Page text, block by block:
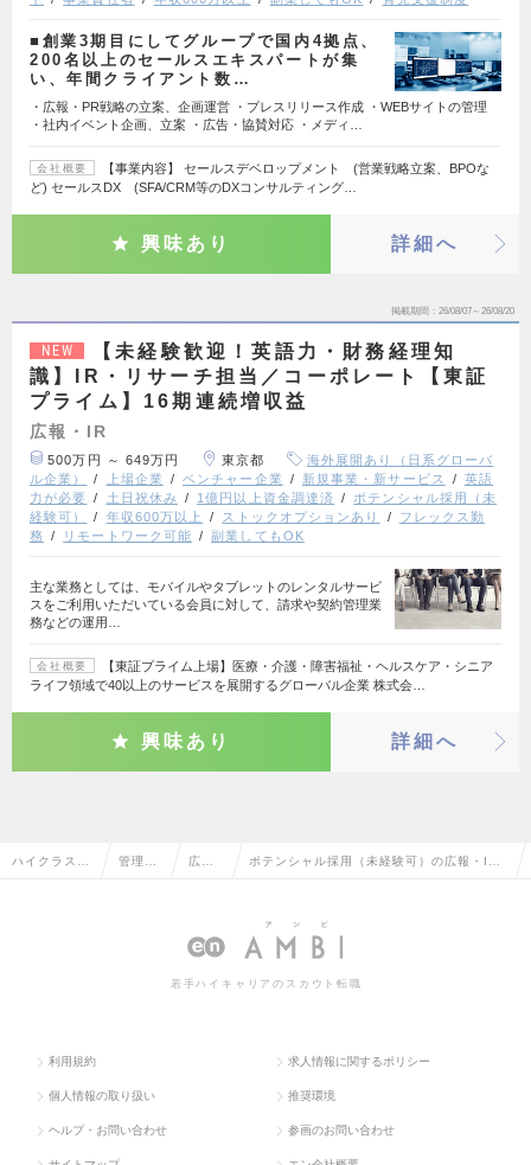
■創業3期目にしてグループで国内4拠点、
200名以上のセールスエキスパートが集
い、年間クライアント数…
・広報・PR戦略の立案、企画運営 ・プレスリリース作成 ・WEBサイトの管理
・社内イベント企画、立案 ・広告・協賛対応 ・メディ…
会社概要
【事業内容】 セールスデベロップメント (営業戦略立案、BPOな
ど) セールスDX (SFA/CRM等のDXコンサルティング…
興味あり 詳細へ
掲載期間 26/08/07～26/08/20
NEW
【未経験歓迎！英語力・財務経理知
識】IR・リサーチ担当／コーポレート【東証
プライム】16期連続増収益
広報・IR
500万円 ～ 649万円 東京都
海外展開あり（日系グローバ
ル企業）
上場企業 ベンチャー企業 新規事業・新サービス
英語
力が必要
土日祝休み 1億円以上資金調達済
ポテンシャル採用（未
経験可）
年収600万以上 ストックオプションあり
フレックス勤
務
リモートワーク可能 副業してもOK
主な業務としては、モバイルやタブレットのレンタルサービ
スをご利用いただいている会員に対して、請求や契約管理業
務などの運用…
会社概要
【東証プライム上場】医療・介護・障害福祉・ヘルスケア・シニア
ライフ領域で40以上のサービスを展開するグローバル企業 株式会…
興味あり 詳細へ
ハイクラス求 管理部 広
R
ポテンシャル採用（未経験可）の広報・IR
若手ハイキャリアのスカウト転職
利用規約 求人情報に関するポリシー
個人情報の取り扱い 推奨環境
ヘルプ・お問い合わせ 参画のお問い合わせ